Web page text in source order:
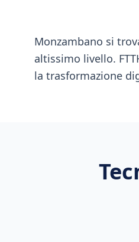
Monzambano si
altissimo livello.
la trasformazione